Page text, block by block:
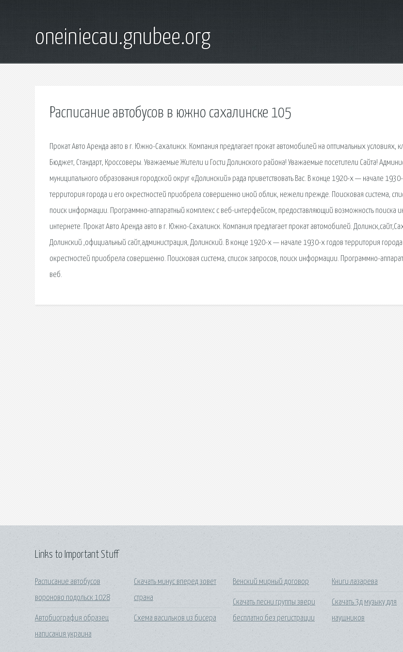
oneiniecau.gnubee.org
Расписание автобусов в южно сахалинске 105
Прокат Авто Аренда авто в г. Южно-Сахалинск. Компания предлагает прокат автомобилей на оптимальных условиях,
Бюджет, Стандарт, Кроссоверы. Уважаемые Жители и Гости Долинского района! Уважаемые посетители Сайта!
муниципального образования городской округ «Долинский» рада приветствовать Вас. В конце 1920-х — начале
территория города и его окрестностей приобрела совершенно иной облик, нежели прежде. Поисковая сиcтема,
поиск информации. Программно-аппаратный комплекс с веб-интерфейсом, предоставляющий возможность поиска
интернете. Прокат Авто Аренда авто в г. Южно-Сахалинск. Компания предлагает прокат автомобилей.
Долинский ,официальный сайт,администрация, Долинский. В конце 1920-х — начале 1930-х годов территория города
окрестностей приобрела совершенно. Поисковая сиcтема, список запросов, поиск информации. Программно-
веб.
Links to Important Stuff
Расписание автобусов
вороново подольск 1028
Автобиография образец
написания украина
Скачать минус вперед зовет
страна
Схема васильков из бисера
Венский мирный договор
Скачать песни группы звери
бесплатно без регистрации
Книги лазарева
Скачать 3д музыку для
наушников